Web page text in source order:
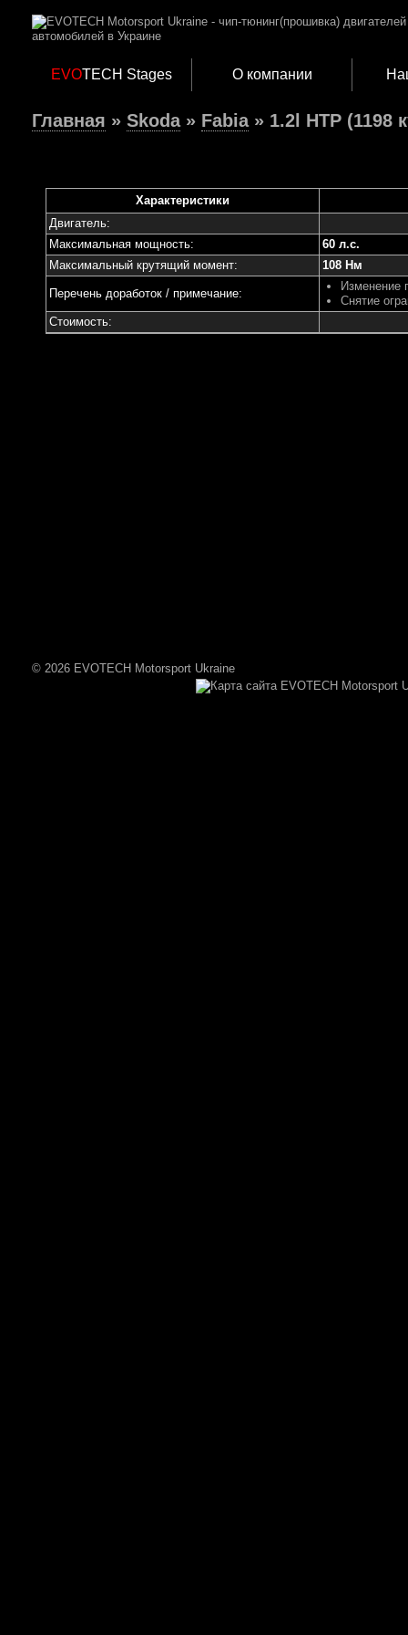
EVOTECH Stages О компании
Главная » Skoda» Fabia» 1.2l HTP (1198
Характеристики
Двигатель:
Максимальная мощность:
60 л.с.
Максимальный крутящий момент:
108 Нм
Перечень доработок / примечание:
Изменение
Снятие
Стоимость:
© 2026 EVOTECH Motorsport Ukraine